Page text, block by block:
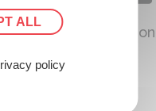
ALL
policy